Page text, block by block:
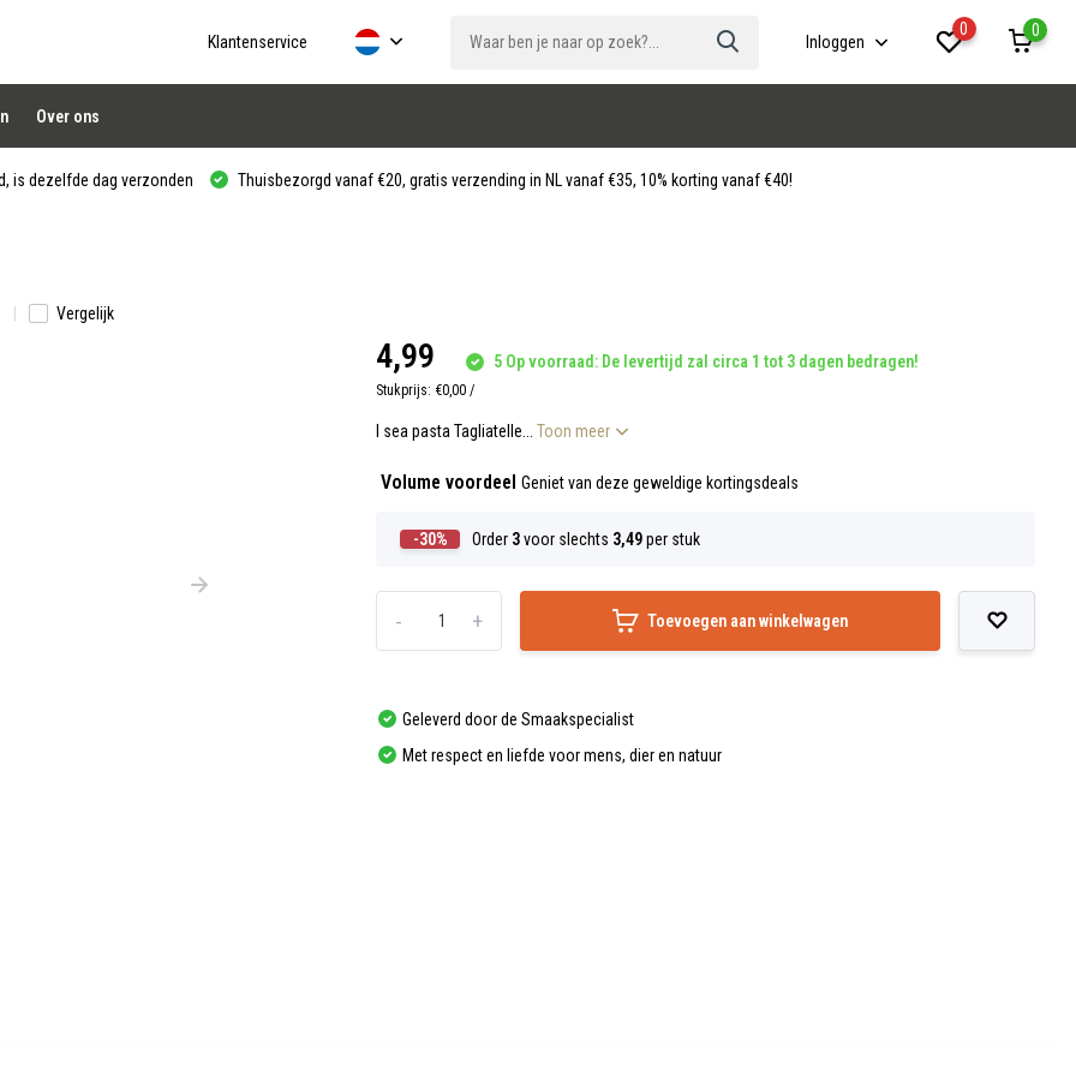
Klantenservice Inloggen
0
0
Over ons
is dezelfde dag verzonden Thuisbezorgd vanaf €20, gratis verzending in NL vanaf €35, 10% korting vanaf €40!
Vergelijk
4,99 5 Op voorraad: De levertijd zal circa 1 tot 3 dagen bedragen!
Stukprijs: €0,00 /
I sea pasta Tagliatelle...Toon meer
Volume voordeelGeniet van deze geweldige kortingsdeals
-30% Order 3voor slechts 3,49per stuk
+
- Toevoegen aan winkelwagen
Geleverd door de Smaakspecialist
Met respect en liefde voor mens, dier en natuur